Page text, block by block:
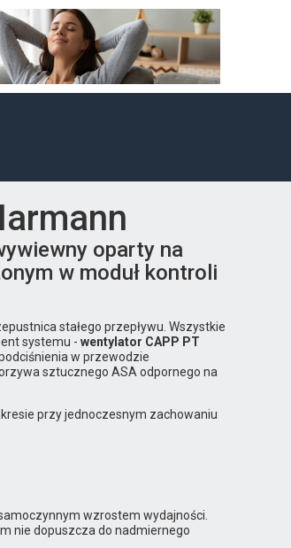
oparty na
w moduł kontroli
stałego przepływu. Wszystkie
systemu - wentylator CAPP PT
w przewodzie
sztucznego ASA odpornego na
przy jednoczesnym zachowaniu
wzrostem wydajności.
nie dopuszcza do nadmiernego